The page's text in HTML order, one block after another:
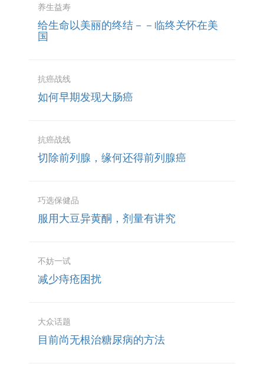
养生益寿
给生命以美丽的终结－－临终关怀在美
国
抗癌战线
如何早期发现大肠癌
抗癌战线
切除前列腺，缘何还得前列腺癌
巧选保健品
服用大豆异黄酮，剂量有讲究
不妨一试
减少痔疮困扰
大众话题
目前尚无根治糖尿病的方法